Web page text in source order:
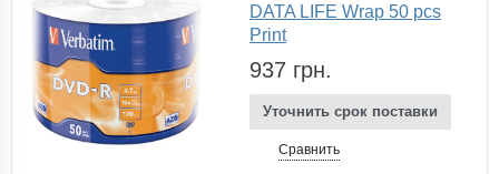
DATA LIFE Wrap 50 pcs
Print
937 грн.
Уточнить срок поставки
Сравнить